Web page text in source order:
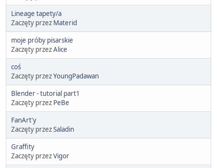
Lineage tapety/a
Zaczęty przez Materid
moje próby pisarskie
Zaczęty przezAlice
coś
Zaczęty przezYoungPadawan
Blender - tutorial part1
Zaczęty przez PeBe
FanArt'y
Zaczęty przezSaladin
Graffity
Zaczęty przezVigor